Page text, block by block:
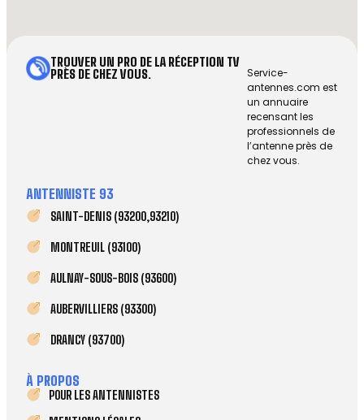
TROUVER UN PRO DE LA RÉCEPTION TV
PRÈS DE CHEZ VOUS.
Service-
antennes.com est
un annuaire
recensant les
professionnels de
l’antenne près de
chez vous.
ANTENNISTE 93
SAINT-DENIS (93200,93210)
MONTREUIL (93100)
AULNAY-SOUS-BOIS (93600)
AUBERVILLIERS (93300)
DRANCY (93700)
À PROPOS
POUR LES ANTENNISTES